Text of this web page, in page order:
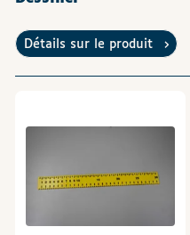
Détails sur le produit